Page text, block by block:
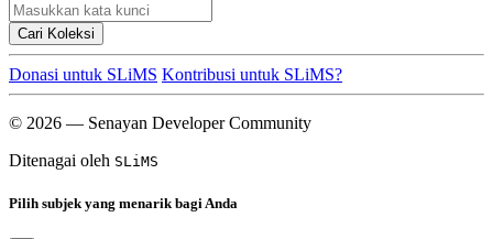
Cari Koleksi
Donasi untuk SLiMS Kontribusi untuk SLiMS?
© 2026 — Senayan Developer Community
Ditenagai oleh SLiMS
Pilih subjek yang menarik bagi Anda